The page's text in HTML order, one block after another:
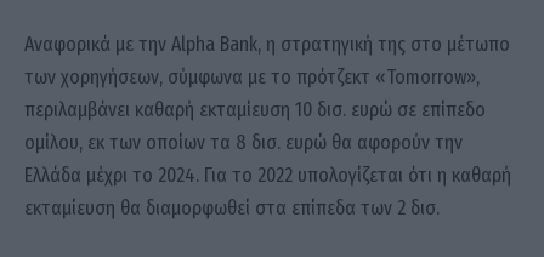
Αναφορικά με την Alpha Bank, η στρατηγική της στο μέτωπο
των χορηγήσεων, σύμφωνα με το πρότζεκτ «Tomorrow»,
περιλαμβάνει καθαρή εκταμίευση 10 δισ. ευρώ σε επίπεδο
ομίλου, εκ των οποίων τα 8 δισ. ευρώ θα αφορούν την
Ελλάδα μέχρι το 2024. Για το 2022 υπολογίζεται ότι η καθαρή
εκταμίευση θα διαμορφωθεί στα επίπεδα των 2 δισ.